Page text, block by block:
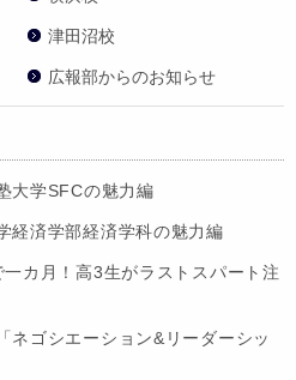
津田沼校
広報部からのお知らせ
大学SFCの魅力編
経済学部経済学科の魅力編
一カ月！高3生がラストスパート注
ネゴシエーション&リーダーシッ